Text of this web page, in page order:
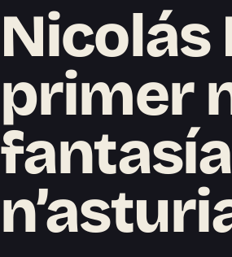
Nicolás
primer